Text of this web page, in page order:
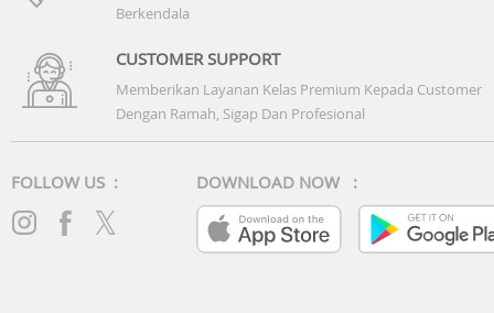
Berkendala
CUSTOMER SUPPORT
Memberikan Layanan Kelas Premium Kepada Customer
Dengan Ramah, Sigap Dan Profesional
FOLLOW US : DOWNLOAD NOW :